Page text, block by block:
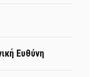
Ευθύνη